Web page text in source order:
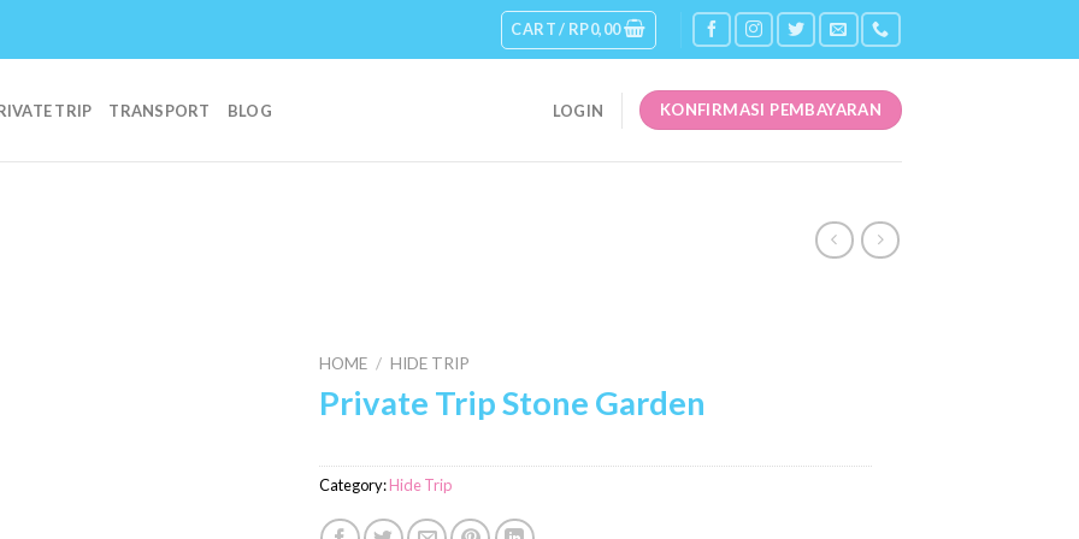
CART / RP0,00
TRIP TRANSPORT BLOG LOGIN KONFIRMASI PEMBAYARAN
HOME / HIDE TRIP
Private Trip Stone Garden
Category:Hide Trip